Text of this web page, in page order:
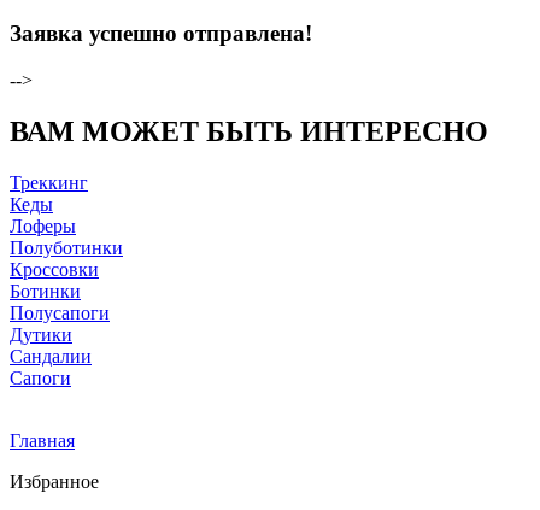
Заявка успешно отправлена!
-->
ВАМ МОЖЕТ БЫТЬ ИНТЕРЕСНО
Треккинг
Кеды
Лоферы
Полуботинки
Кроссовки
Ботинки
Полусапоги
Дутики
Сандалии
Сапоги
Главная
Избранное